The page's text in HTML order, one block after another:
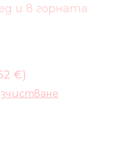
и в горната
€)